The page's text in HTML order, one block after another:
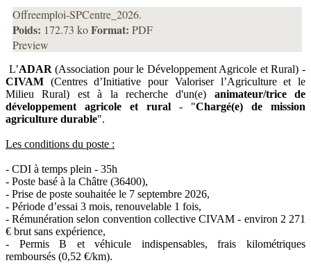
Offreemploi-SPCentre_2026.
Poids: 172.73 koFormat: PDF
Preview
L’ADAR (Association pour le Développement Agricole et Rural) -
CIVAM (Centres d’Initiative pour Valoriser l’Agriculture et le
Milieu Rural) est à la recherche d'un(e) animateur/trice de
développement agricole et rural - "Chargé(e) de mission
agriculture durable".
Les conditions du poste :
- CDI à temps plein - 35h
- Poste basé à la Châtre (36400),
- Prise de poste souhaitée le 7 septembre 2026,
- Période d’essai 3 mois, renouvelable 1 fois,
- Rémunération selon convention collective CIVAM - environ 2 271
€ brut sans expérience,
- Permis B et véhicule indispensables, frais kilométriques
remboursés (0,52 €/km).